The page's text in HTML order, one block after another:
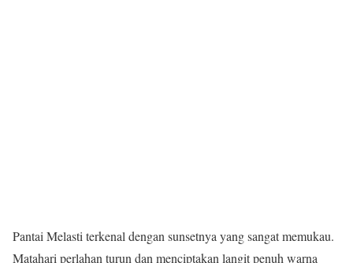
Pantai Melasti terkenal dengan sunsetnya yang sangat memukau.
Matahari perlahan turun dan menciptakan langit penuh warna